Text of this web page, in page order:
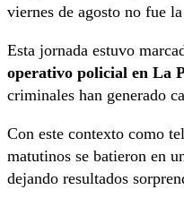
viernes de agosto no fue
Esta jornada estuvo
operativo policial en La
criminales han generado
Con este contexto como
matutinos se batieron en
dejando resultados